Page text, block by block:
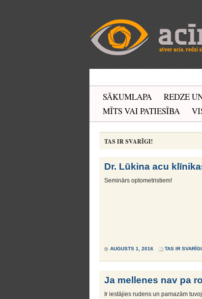
SĀKUMLAPA REDZE
MĪTS VAI PATIESĪBA
TAS IR SVARĪGI!
Dr. Lūkina acu
Seminārs optometristiem!
AUGUSTS 1, 2016 TAS IR
Ja mellenes nav pa
Ir iestājies rudens un pamazām